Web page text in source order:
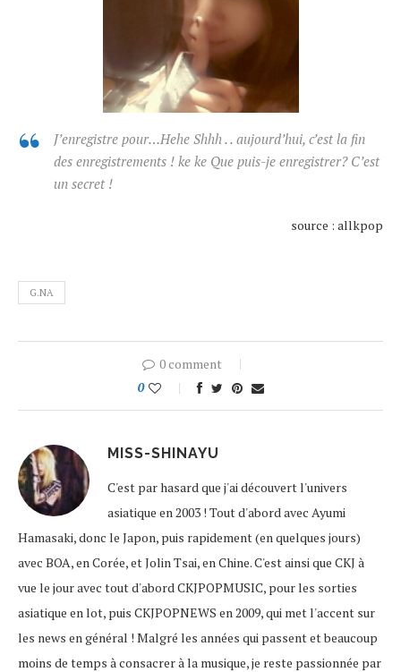
J’enregistre pour…Hehe Shhh . . aujourd’hui, c’est la fin
des enregistrements ! ke ke Que puis-je enregistrer? C’est
un secret !
source : allkpop
G.NA
0 comment
0
MISS-SHINAYU
C'est par hasard que j'ai découvert l'univers
asiatique en 2003 ! Tout d'abord avec Ayumi
Hamasaki, donc le Japon, puis rapidement (en quelques jours)
avec BOA, en Corée, et Jolin Tsai, en Chine. C'est ainsi que CKJ à
vue le jour avec tout d'abord CKJPOPMUSIC, pour les sorties
asiatique en lot, puis CKJPOPNEWS en 2009, qui met l'accent sur
les news en général ! Malgré les années qui passent et beaucoup
moins de temps à consacrer à la musique, je reste passionnée par